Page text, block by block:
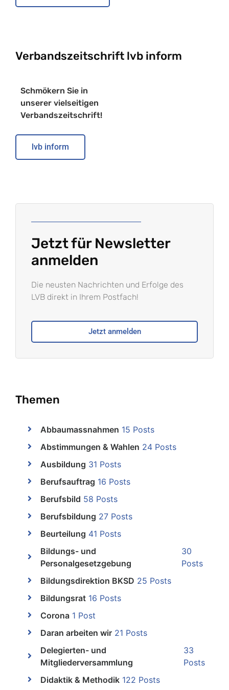
Verbandszeitschrift lvb inform
Schmökern Sie in
unserer vielseitigen
Verbandszeitschrift!
lvb inform
Jetzt für Newsletter
anmelden
Die neusten Nachrichten und Erfolge des
LVB direkt in Ihrem Postfach!
Jetzt anmelden
Themen
Abbaumassnahmen 15 Posts
Abstimmungen & Wahlen 24 Posts
Ausbildung 31 Posts
Berufsauftrag 16 Posts
Berufsbild 58 Posts
Berufsbildung 27 Posts
Beurteilung 41 Posts
Bildungs- und
Personalgesetzgebung
30
Posts
Bildungsdirektion BKSD 25 Posts
Bildungsrat 16 Posts
Corona 1 Post
Daran arbeiten wir 21 Posts
Delegierten- und
Mitgliederversammlung
33
Posts
Didaktik & Methodik 122 Posts